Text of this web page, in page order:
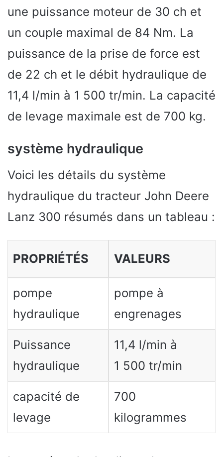
une puissance moteur de 30 ch et
un couple maximal de 84 Nm. La
puissance de la prise de force est
de 22 ch et le débit hydraulique de
11,4 l/min à 1 500 tr/min. La capacité
de levage maximale est de 700 kg.
système hydraulique
Voici les détails du système
hydraulique du tracteur John Deere
Lanz 300 résumés dans un tableau :
PROPRIÉTÉS VALEURS
pompe
hydraulique
pompe à
engrenages
Puissance
hydraulique
11,4 l/min à
1 500 tr/min
capacité de
levage
700
kilogrammes